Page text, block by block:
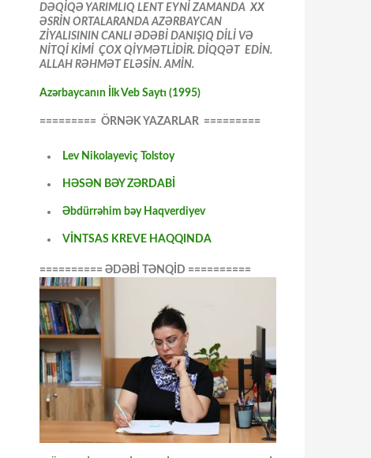
DƏQİQƏ YARIMLIQ LENT EYNİ ZAMANDA XX
ƏSRİN ORTALARANDA AZƏRBAYCAN
ZİYALISININ CANLI ƏDƏBİ DANIŞIQ DİLİ VƏ
NİTQİ KİMİ ÇOX QİYMƏTLİDİR. DİQQƏT EDİN.
ALLAH RƏHMƏT ELƏSİN. AMİN.
Azərbaycanın İlk Veb Saytı (1995)
========= ÖRNƏK YAZARLAR =========
Lev Nikolayeviç Tolstoy
HƏSƏN BƏY ZƏRDABİ
Əbdürrəhim bəy Haqverdiyev
VİNTSAS KREVE HAQQINDA
========== ƏDƏBİ TƏNQİD ==========